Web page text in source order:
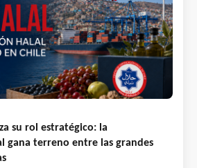
su rol estratégico: la
gana terreno entre las grandes